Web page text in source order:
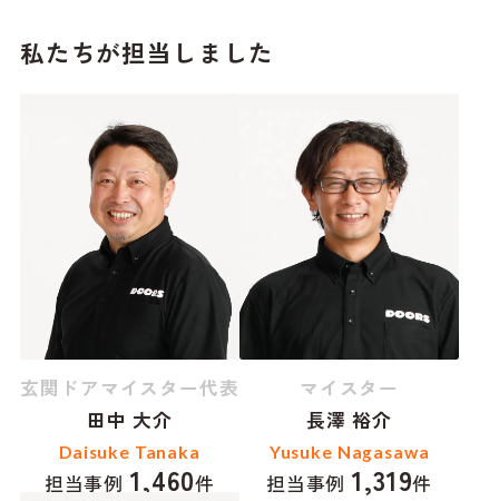
私たちが担当しました
玄関ドアマイスター代表
田中 大介
Daisuke Tanaka
担当事例 1,460件
マイスター
長澤 裕介
Yusuke Nagasawa
担当事例 1,319件